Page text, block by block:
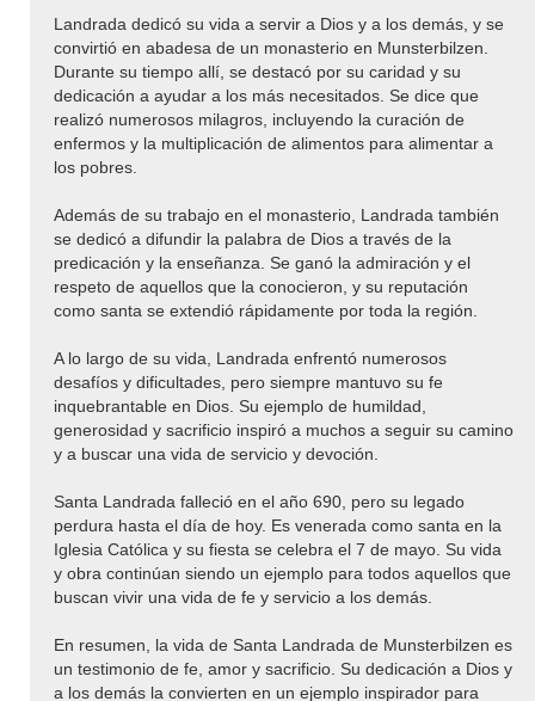
Landrada dedicó su vida a servir a Dios y a los demás, y se
convirtió en abadesa de un monasterio en Munsterbilzen.
Durante su tiempo allí, se destacó por su caridad y su
dedicación a ayudar a los más necesitados. Se dice que
realizó numerosos milagros, incluyendo la curación de
enfermos y la multiplicación de alimentos para alimentar a
los pobres.
Además de su trabajo en el monasterio, Landrada también
se dedicó a difundir la palabra de Dios a través de la
predicación y la enseñanza. Se ganó la admiración y el
respeto de aquellos que la conocieron, y su reputación
como santa se extendió rápidamente por toda la región.
A lo largo de su vida, Landrada enfrentó numerosos
desafíos y dificultades, pero siempre mantuvo su fe
inquebrantable en Dios. Su ejemplo de humildad,
generosidad y sacrificio inspiró a muchos a seguir su camino
y a buscar una vida de servicio y devoción.
Santa Landrada falleció en el año 690, pero su legado
perdura hasta el día de hoy. Es venerada como santa en la
Iglesia Católica y su fiesta se celebra el 7 de mayo. Su vida
y obra continúan siendo un ejemplo para todos aquellos que
buscan vivir una vida de fe y servicio a los demás.
En resumen, la vida de Santa Landrada de Munsterbilzen es
un testimonio de fe, amor y sacrificio. Su dedicación a Dios y
a los demás la convierten en un ejemplo inspirador para